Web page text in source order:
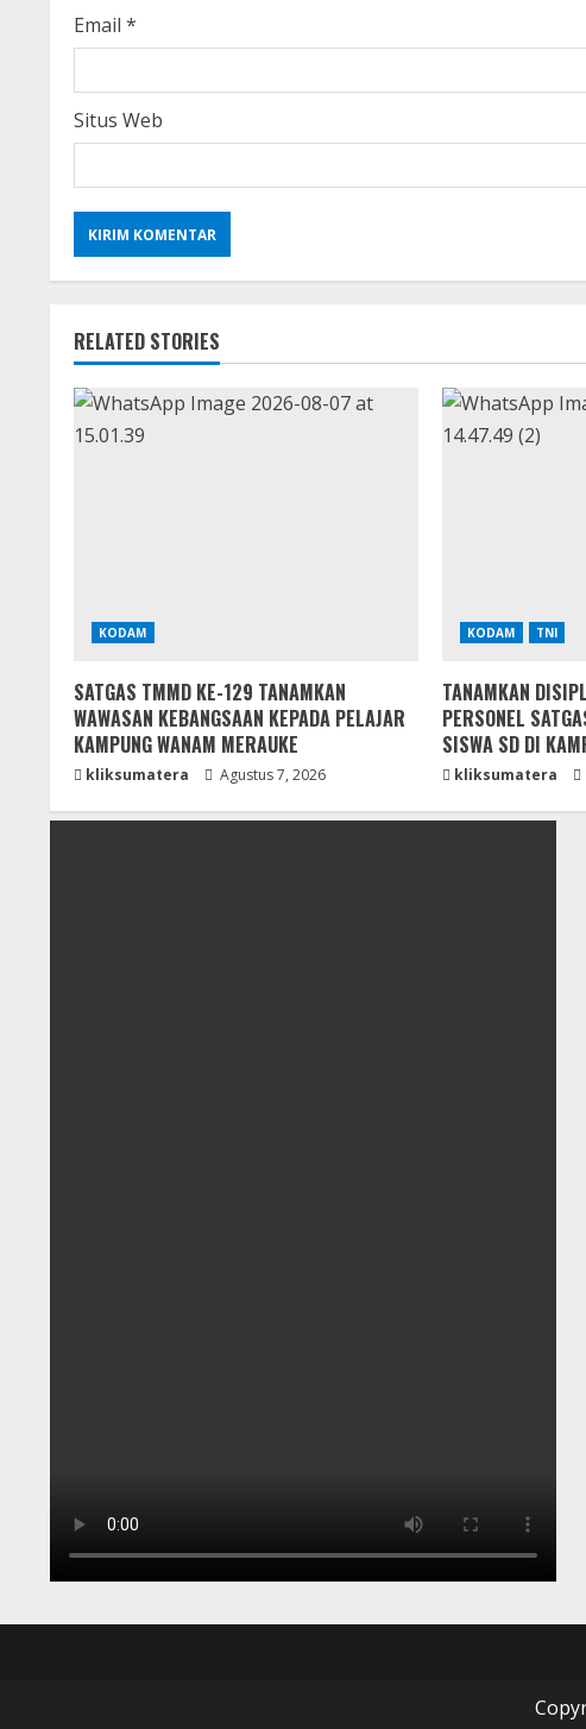
Email *
Situs Web
RELATED STORIES
KODAM
SATGAS TMMD KE-129 TANAMKAN
WAWASAN KEBANGSAAN KEPADA PELAJAR
KAMPUNG WANAM MERAUKE
kliksumatera Agustus 7, 2026
KODAM TNI
TANAMKAN
PERSONEL
SISWA SD DI
kliksumatera